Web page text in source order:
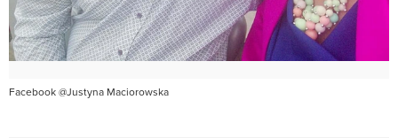
Facebook @Justyna Maciorowska